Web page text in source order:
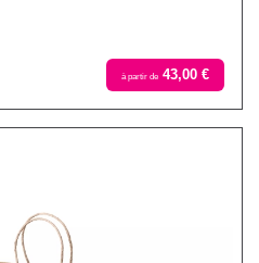
à partir de 43,00 €